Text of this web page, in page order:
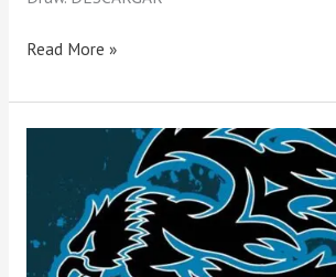
Read More »
Gratis
De
Águila